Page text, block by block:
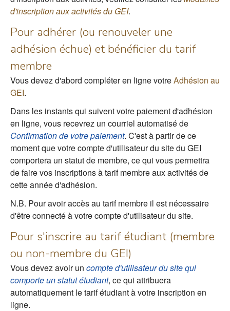
d'inscription aux activités du GEI.
Pour adhérer (ou renouveler une
adhésion échue) et bénéficier du tarif
membre
Vous devez d'abord compléter en ligne votreAdhésion au
GEI.
Dans les instants qui suivent votre paiement d'adhésion
en ligne, vous recevrez un courriel automatisé de
Confirmation de votre paiement. C'est à partir de ce
moment que votre compte d'utilisateur du site du GEI
comportera un statut de membre, ce qui vous permettra
de faire vos inscriptions à tarif membre aux activités de
cette année d'adhésion.
N.B. Pour avoir accès au tarif membre il est nécessaire
d'être connecté à votre compte d'utilisateur du site.
Pour s'inscrire au tarif étudiant (membre
ou non-membre du GEI)
Vous devez avoir un compte d'utilisateur du site qui
comporte un statut étudiant, ce qui attribuera
automatiquement le tarif étudiant à votre inscription en
ligne.